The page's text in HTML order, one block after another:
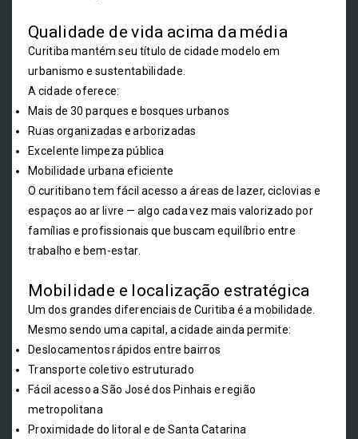
Qualidade de vida acima da média
Curitiba mantém seu título de cidade modelo em
urbanismo e sustentabilidade.
A cidade oferece:
Mais de 30 parques e bosques urbanos
Ruas organizadas e arborizadas
Excelente limpeza pública
Mobilidade urbana eficiente
O curitibano tem fácil acesso a áreas de lazer, ciclovias e
espaços ao ar livre — algo cada vez mais valorizado por
famílias e profissionais que buscam equilíbrio entre
trabalho e bem-estar.
Mobilidade e localização estratégica
Um dos grandes diferenciais de Curitiba é a mobilidade.
Mesmo sendo uma capital, a cidade ainda permite:
Deslocamentos rápidos entre bairros
Transporte coletivo estruturado
Fácil acesso a São José dos Pinhais e região
metropolitana
Proximidade do litoral e de Santa Catarina